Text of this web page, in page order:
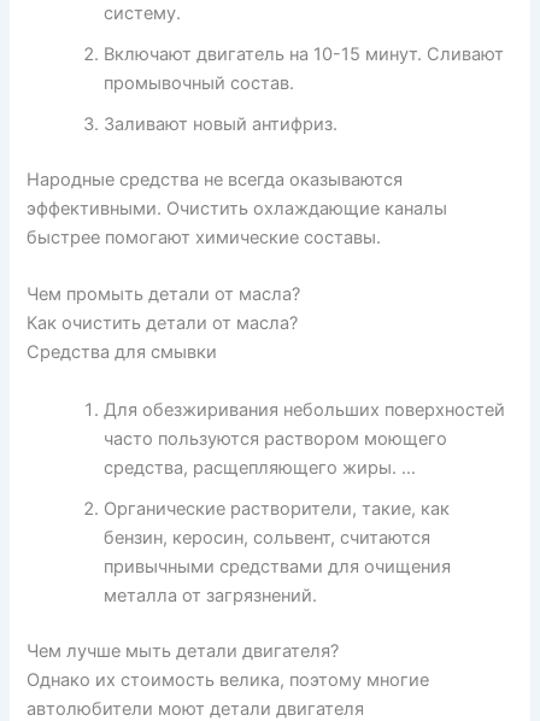
систему.
Включают двигатель на 10-15 минут. Сливают
промывочный состав.
Заливают новый антифриз.
Народные средства не всегда оказываются
эффективными. Очистить охлаждающие каналы
быстрее помогают химические составы.
Чем промыть детали от масла?
Как очистить детали от масла?
Средства для смывки
Для обезжиривания небольших поверхностей
часто пользуются раствором моющего
средства, расщепляющего жиры. …
Органические растворители, такие, как
бензин, керосин, сольвент, считаются
привычными средствами для очищения
металла от загрязнений.
Чем лучше мыть детали двигателя?
Однако их стоимость велика, поэтому многие
автолюбители моют детали двигателя